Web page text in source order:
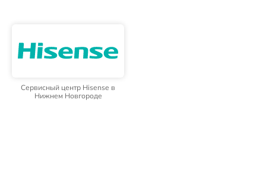
Сервисный центр Hisense в
Нижнем Новгороде